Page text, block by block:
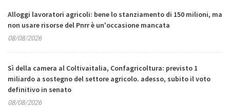
Alloggi lavoratori agricoli: bene lo stanziamento di 150 milioni, ma
non usare risorse del Pnrr è un'occasione mancata
08/08/2026
Sì della camera al Coltivaitalia, Confagricoltura: previsto 1
miliardo a sostegno del settore agricolo. adesso, subito il voto
definitivo in senato
08/08/2026